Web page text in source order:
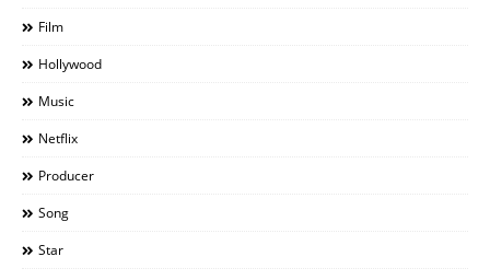
Film
Hollywood
Music
Netflix
Producer
Song
Star